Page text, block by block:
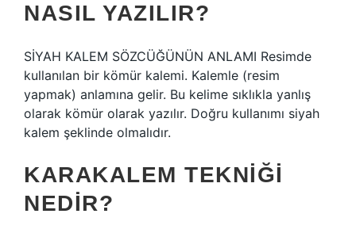
NASIL YAZILIR?
SİYAH KALEM SÖZCÜĞÜNÜN ANLAMI Resimde
kullanılan bir kömür kalemi. Kalemle (resim
yapmak) anlamına gelir. Bu kelime sıklıkla yanlış
olarak kömür olarak yazılır. Doğru kullanımı siyah
kalem şeklinde olmalıdır.
KARAKALEM TEKNIĞI
NEDIR?